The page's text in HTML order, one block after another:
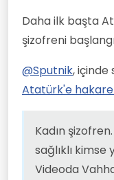
Daha ilk başta
şizofreni
@Sputnik, içinde
Atatürk'e
Kadın
sağlıklı kimse
Videoda